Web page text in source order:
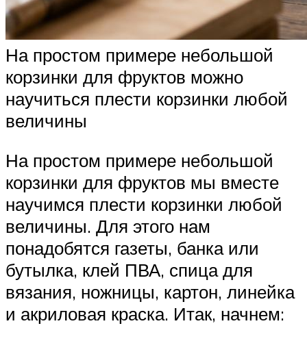
На простом примере небольшой
корзинки для фруктов можно
научиться плести корзинки любой
величины
На простом примере небольшой
корзинки для фруктов мы вместе
научимся плести корзинки любой
величины. Для этого нам
понадобятся газеты, банка или
бутылка, клей ПВА, спица для
вязания, ножницы, картон, линейка
и акриловая краска. Итак, начнем: